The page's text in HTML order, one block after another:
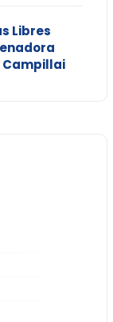
Libres
Campillai